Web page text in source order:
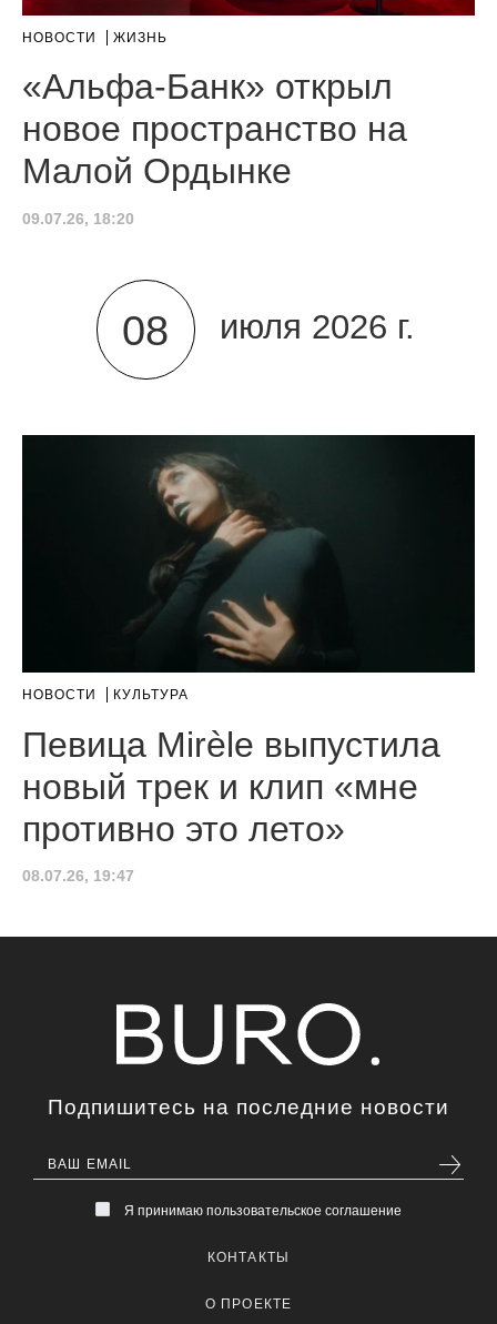
НОВОСТИ ЖИЗНЬ
«Альфа-Банк» открыл
новое пространство на
Малой Ордынке
09.07.26, 18:20
08 июля 2026 г.
НОВОСТИ КУЛЬТУРА
Певица Mirèle выпустила
новый трек и клип «мне
противно это лето»
08.07.26, 19:47
Подпишитесь на последние новости
Я принимаю пользовательское соглашение
КОНТАКТЫ
О ПРОЕКТЕ